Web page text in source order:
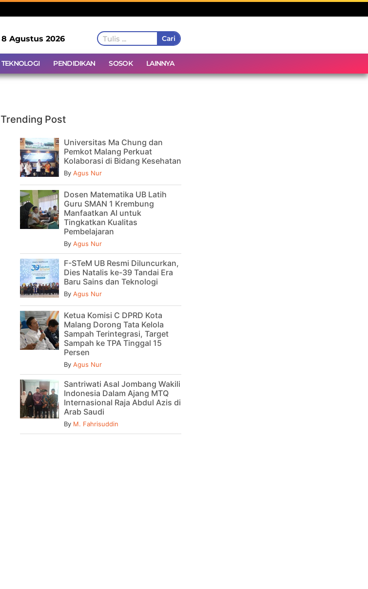
8 Agustus 2026 Cari
TEKNOLOGI PENDIDIKAN SOSOK LAINNYA
Trending Post
Universitas Ma Chung dan
Pemkot Malang Perkuat
Kolaborasi di Bidang Kesehatan
By Agus Nur
Dosen Matematika UB Latih
Guru SMAN 1 Krembung
Manfaatkan AI untuk
Tingkatkan Kualitas
Pembelajaran
By Agus Nur
F-STeM UB Resmi Diluncurkan,
Dies Natalis ke-39 Tandai Era
Baru Sains dan Teknologi
By Agus Nur
Ketua Komisi C DPRD Kota
Malang Dorong Tata Kelola
Sampah Terintegrasi, Target
Sampah ke TPA Tinggal 15
Persen
By Agus Nur
Santriwati Asal Jombang Wakili
Indonesia Dalam Ajang MTQ
Internasional Raja Abdul Azis di
Arab Saudi
By M. Fahrisuddin